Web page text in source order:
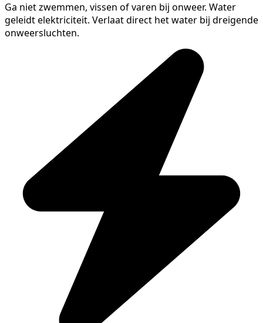
Ga niet zwemmen, vissen of varen bij onweer. Water
geleidt elektriciteit. Verlaat direct het water bij dreigende
onweersluchten.